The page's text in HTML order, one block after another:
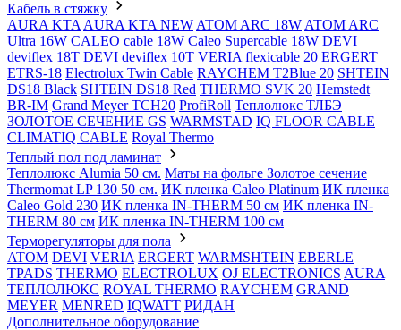
Кабель в стяжку
AURA KTA AURA KTA NEW ATOM ARC 18W ATOM ARC
Ultra 16W CALEO cable 18W Caleo Supercable 18W DEVI
deviflex 18T DEVI deviflex 10T VERIA flexicable 20 ERGERT
ETRS-18 Electrolux Twin Cable RAYCHEM T2Blue 20 SHTEIN
DS18 Black SHTEIN DS18 Red THERMO SVK 20 Hemstedt
BR-IM Grand Meyer TCH20 ProfiRoll Теплолюкс ТЛБЭ
ЗОЛОТОЕ СЕЧЕНИЕ GS WARMSTAD IQ FLOOR CABLE
CLIMATIQ CABLE Royal Thermo
Теплый пол под ламинат
Теплолюкс Alumia 50 см. Маты на фольге Золотое сечение
Thermomat LP 130 50 cм. ИК пленка Caleo Platinum ИК пленка
Caleo Gold 230 ИК пленка IN-THERM 50 см ИК пленка IN-
THERM 80 см ИК пленка IN-THERM 100 см
Терморегуляторы для пола
ATOM DEVI VERIA ERGERT WARMSHTEIN EBERLE
TPADS THERMO ELECTROLUX OJ ELECTRONICS AURA
ТЕПЛОЛЮКС ROYAL THERMO RAYCHEM GRAND
MEYER MENRED IQWATT РИДАН
Дополнительное оборудование